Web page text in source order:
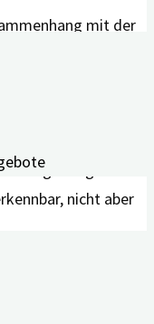
mit der
Frauen zeigte
Vorteile
Menschen mit
nicht aber
darauf